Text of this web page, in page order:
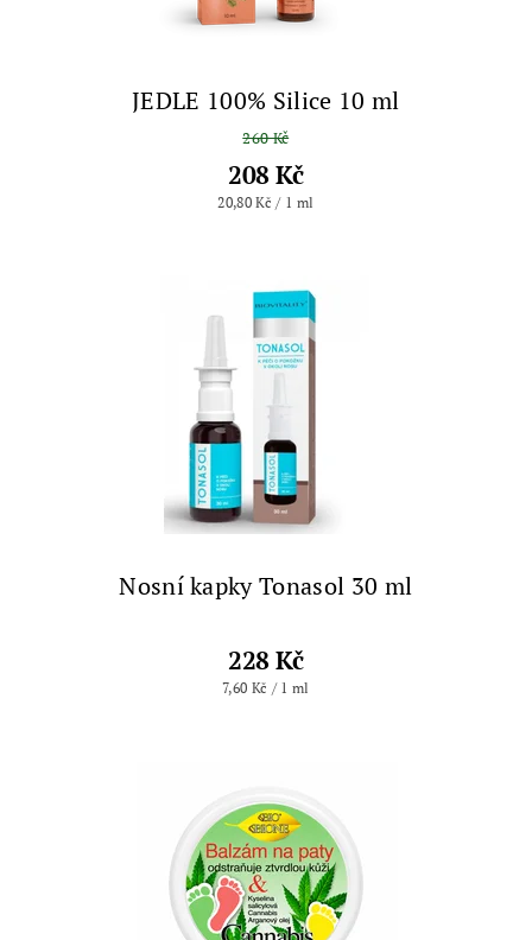
JEDLE 100% Silice 10 ml
260 Kč
208 Kč
20,80 Kč / 1 ml
Nosní kapky Tonasol 30 ml
228 Kč
7,60 Kč / 1 ml